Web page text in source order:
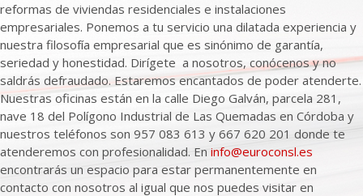
reformas de viviendas residenciales e instalaciones
empresariales. Ponemos a tu servicio una dilatada experiencia y
nuestra filosofía empresarial que es sinónimo de garantía,
seriedad y honestidad. Dirígete a nosotros, conócenos y no
saldrás defraudado. Estaremos encantados de poder atenderte.
Nuestras oficinas están en la calle Diego Galván, parcela 281,
nave 18 del Polígono Industrial de Las Quemadas en Córdoba y
nuestros teléfonos son 957 083 613 y 667 620 201 donde te
atenderemos con profesionalidad. En info@euroconsl.es
encontrarás un espacio para estar permanentemente en
contacto con nosotros al igual que nos puedes visitar en